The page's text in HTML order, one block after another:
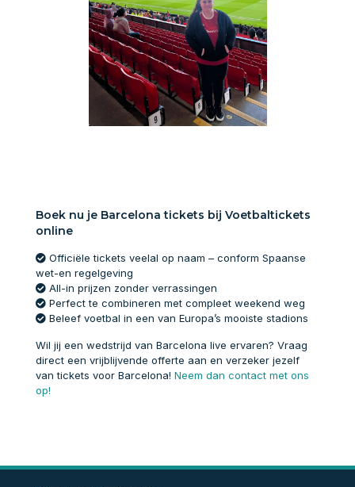
Boek nu je Barcelona tickets bij Voetbaltickets
online
Officiële tickets veelal op naam – conform Spaanse
wet-en regelgeving
All-in prijzen zonder verrassingen
Perfect te combineren met compleet weekend weg
Beleef voetbal in een van Europa’s mooiste stadions
Wil jij een wedstrijd van Barcelona live ervaren? Vraag
direct een vrijblijvende offerte aan en verzeker jezelf
van tickets voor Barcelona! Neem dan contact met ons
op!